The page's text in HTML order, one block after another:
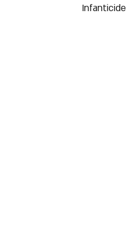
מודיעה הלהקה על סיבוב הופעות ומוציאה את את אחד מהשירים האינטנסיביים שכתבו עד כה, "Infanticide